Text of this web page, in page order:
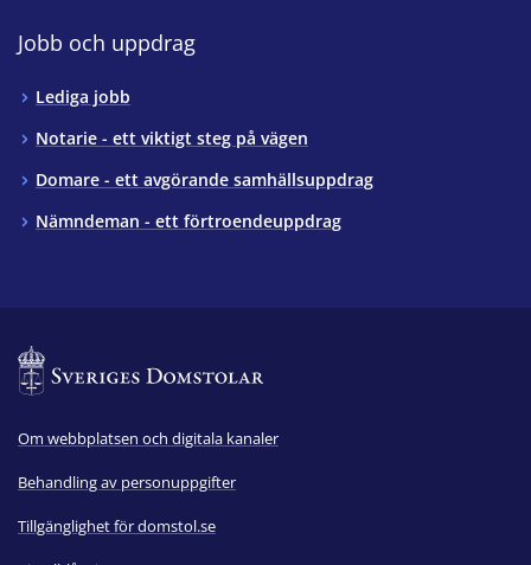
Jobb och uppdrag
Lediga jobb
Notarie - ett viktigt steg på vägen
Domare - ett avgörande samhällsuppdrag
Nämndeman - ett förtroendeuppdrag
Om webbplatsen och digitala kanaler
Behandling av personuppgifter
Tillgänglighet för domstol.se